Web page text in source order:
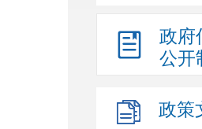
政府
公开
政策